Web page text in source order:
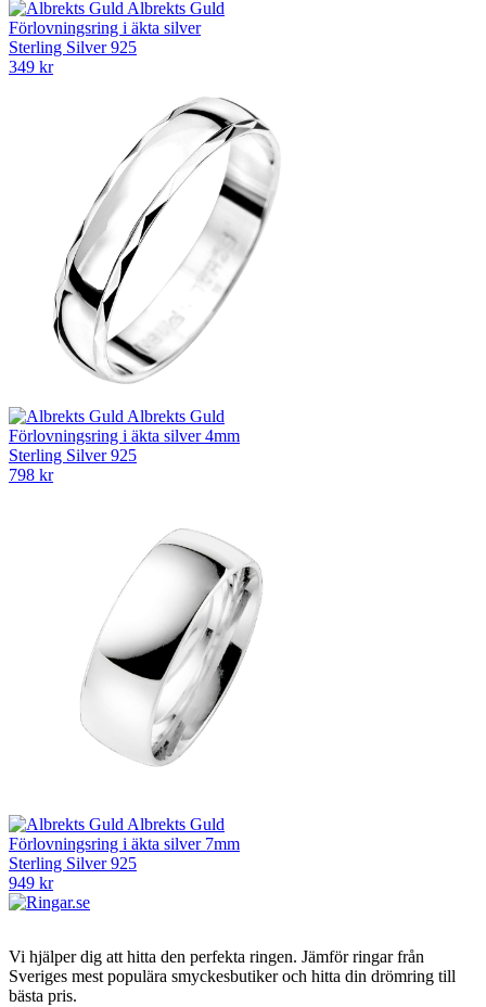
Albrekts Guld
Förlovningsring i äkta silver
Sterling Silver 925
349 kr
Albrekts Guld
Förlovningsring i äkta silver 4mm
Sterling Silver 925
798 kr
Albrekts Guld
Förlovningsring i äkta silver 7mm
Sterling Silver 925
949 kr
Vi hjälper dig att hitta den perfekta ringen. Jämför ringar från
Sveriges mest populära smyckesbutiker och hitta din drömring till
bästa pris.